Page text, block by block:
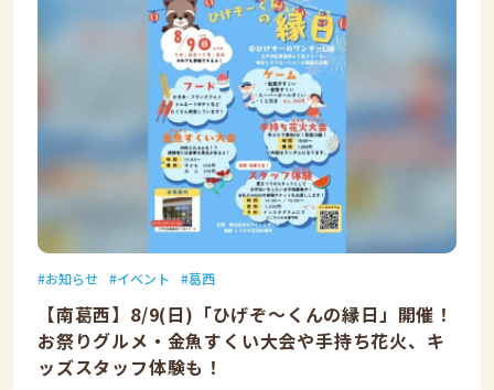
お知らせ イベント 葛西
【南葛西】8/9(日)「ひげぞ〜くんの縁日」開催！
お祭りグルメ・金魚すくい大会や手持ち花火、キ
ッズスタッフ体験も！